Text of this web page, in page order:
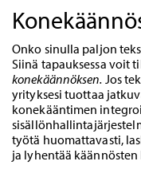
Onko sinulla paljon
Siinä tapauksessa voit
konekäännöksen. Jos
yrityksesi tuottaa
konekääntimen
työtä huomattavasti,
ja lyhentää